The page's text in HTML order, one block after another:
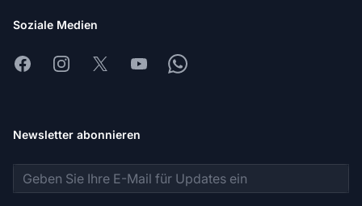
Soziale Medien
FacebookInstagram
X YoutubeWhatsapp
Newsletter abonnieren
E-Mail-Adresse